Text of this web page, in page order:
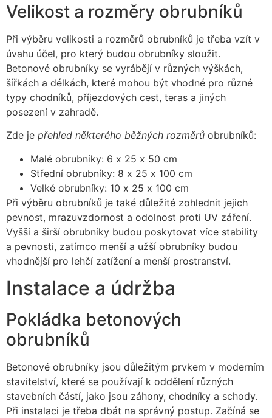
Velikost a rozměry obrubníků
Při výběru velikosti a rozměrů obrubníků je třeba vzít v
úvahu účel, pro který budou obrubníky sloužit.
Betonové obrubníky se vyrábějí v různých výškách,
šířkách a délkách, které mohou být vhodné pro různé
typy chodníků, příjezdových cest, teras a jiných
posezení v zahradě.
Zde je přehled některého běžných rozměrů obrubníků:
Malé obrubníky: 6 x 25 x 50 cm
Střední obrubníky: 8 x 25 x 100 cm
Velké obrubníky: 10 x 25 x 100 cm
Při výběru obrubníků je také důležité zohlednit jejich
pevnost, mrazuvzdornost a odolnost proti UV záření.
Vyšší a širší obrubníky budou poskytovat více stability
a pevnosti, zatímco menší a užší obrubníky budou
vhodnější pro lehčí zatížení a menší prostranství.
Instalace a údržba
Pokládka betonových
obrubníků
Betonové obrubníky jsou důležitým prvkem v moderním
stavitelství, které se používají k oddělení různých
stavebních částí, jako jsou záhony, chodníky a schody.
Při instalaci je třeba dbát na správný postup. Začíná se